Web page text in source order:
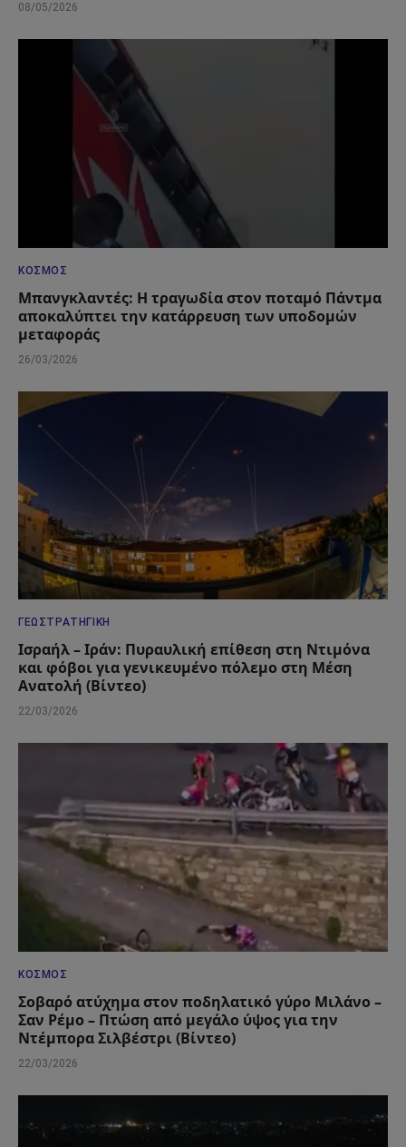
08/05/2026
ΚΌΣΜΟΣ
Μπανγκλαντές: Η τραγωδία στον ποταμό Πάντμα
αποκαλύπτει την κατάρρευση των υποδομών
μεταφοράς
26/03/2026
ΓΕΩΣΤΡΑΤΗΓΙΚΉ
Ισραήλ – Ιράν: Πυραυλική επίθεση στη Ντιμόνα
και φόβοι για γενικευμένο πόλεμο στη Μέση
Ανατολή (Βίντεο)
22/03/2026
ΚΌΣΜΟΣ
Σοβαρό ατύχημα στον ποδηλατικό γύρο Μιλάνο –
Σαν Ρέμο – Πτώση από μεγάλο ύψος για την
Ντέμπορα Σιλβέστρι (Βίντεο)
22/03/2026